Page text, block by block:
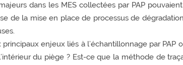
dans les MES collectées par PAP
de la mise en place de processus de
enjeux liés à l’échantillonnage par
du piège ? Est-ce que la méthode de